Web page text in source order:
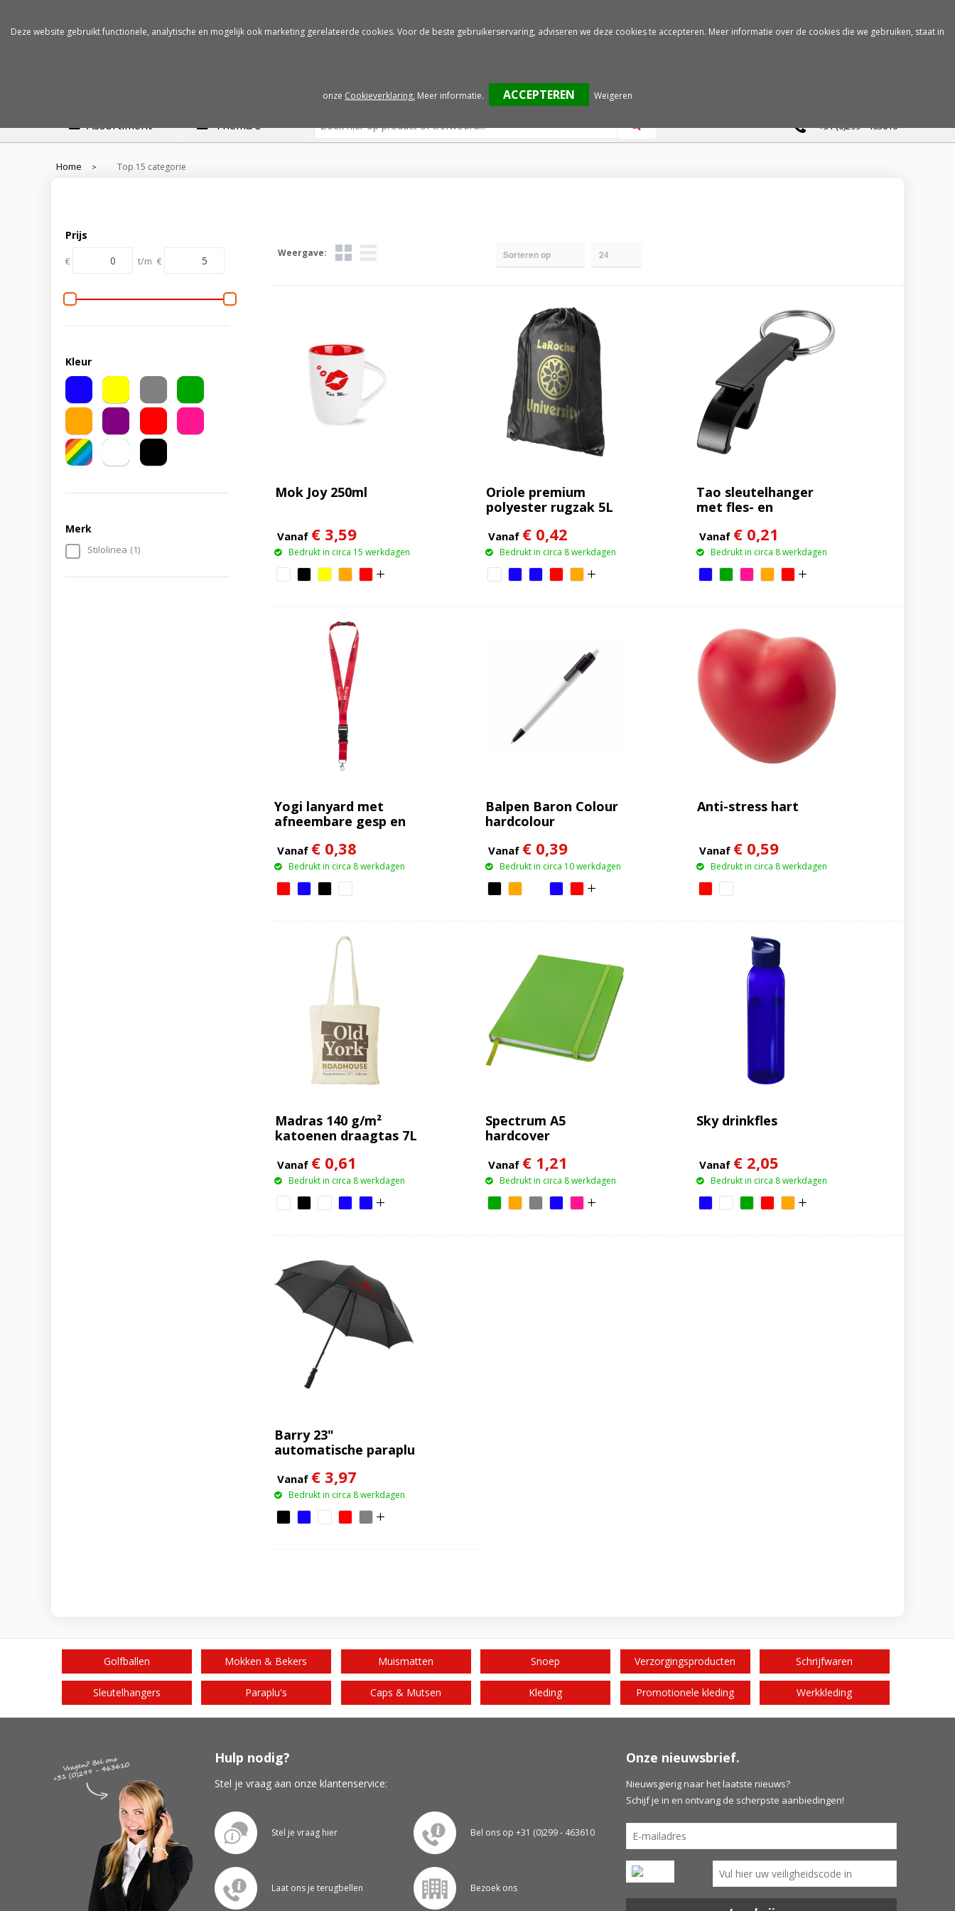
Assortiment Thema's +31 (0)299 - 463610
Home > Top 15 categorie
Prijs
€ t/m €
Kleur
Merk
Stilolinea (1)
Weergave:
Mok Joy 250ml
Vanaf € 3,59
Bedrukt in circa 15 werkdagen
Oriole premium
polyester rugzak 5L
Vanaf € 0,42
Bedrukt in circa 8 werkdagen
Tao sleutelhanger
met fles- en
Vanaf € 0,21
Bedrukt in circa 8 werkdagen
Yogi lanyard met
afneembare gesp en
Vanaf € 0,38
Bedrukt in circa 8 werkdagen
Balpen Baron Colour
hardcolour
Vanaf € 0,39
Bedrukt in circa 10 werkdagen
Anti-stress hart
Vanaf € 0,59
Bedrukt in circa 8 werkdagen
Madras 140 g/m²
katoenen draagtas 7L
Vanaf € 0,61
Bedrukt in circa 8 werkdagen
Spectrum A5
hardcover
Vanaf € 1,21
Bedrukt in circa 8 werkdagen
Sky drinkfles
Vanaf € 2,05
Bedrukt in circa 8 werkdagen
Barry 23"
automatische paraplu
Vanaf € 3,97
Bedrukt in circa 8 werkdagen
Golfballen Mokken & Bekers Muismatten Snoep Verzorgingsproducten Schrijfwaren
Sleutelhangers Paraplu's Caps & Mutsen Kleding Promotionele kleding Werkkleding
Hulp nodig?
Stel je vraag aan onze klantenservice:
Stel je vraag hier Bel ons op +31 (0)299 - 463610
Laat ons je terugbellen Bezoek ons
Onze nieuwsbrief.
Nieuwsgierig naar het laatste nieuws?
Schijf je in en ontvang de scherpste aanbiedingen!
Deze website gebruikt functionele, analytische en mogelijk ook marketing gerelateerde cookies. Voor de beste gebruikerservaring, adviseren we deze cookies te accepteren. Meer informatie over de cookies die we gebruiken, staat in
onze Cookieverklaring. Meer informatie. Weigeren